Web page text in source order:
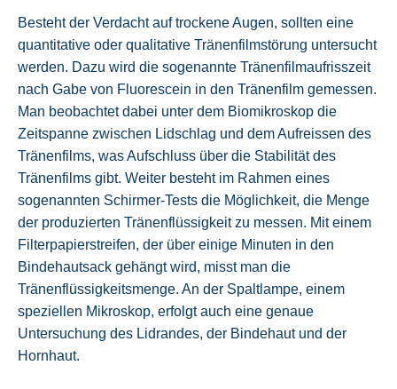
Besteht der Verdacht auf trockene Augen, sollten eine
quantitative oder qualitative Tränenfilmstörung untersucht
werden. Dazu wird die sogenannte Tränenfilmaufrisszeit
nach Gabe von Fluorescein in den Tränenfilm gemessen.
Man beobachtet dabei unter dem Biomikroskop die
Zeitspanne zwischen Lidschlag und dem Aufreissen des
Tränenfilms, was Aufschluss über die Stabilität des
Tränenfilms gibt. Weiter besteht im Rahmen eines
sogenannten Schirmer-Tests die Möglichkeit, die Menge
der produzierten Tränenflüssigkeit zu messen. Mit einem
Filterpapierstreifen, der über einige Minuten in den
Bindehautsack gehängt wird, misst man die
Tränenflüssigkeitsmenge. An der Spaltlampe, einem
speziellen Mikroskop, erfolgt auch eine genaue
Untersuchung des Lidrandes, der Bindehaut und der
Hornhaut.